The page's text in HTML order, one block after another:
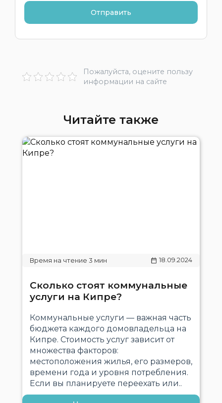
Пожалуйста, оцените пользу
информации на сайте
Читайте также
18.09.2024
Сколько стоят коммунальные
услуги на Кипре?
Коммунальные услуги — важная часть
бюджета каждого домовладельца на
Кипре. Стоимость услуг зависит от
множества факторов:
местоположения жилья, его размеров,
времени года и уровня потребления.
Если вы планируете переехать или..